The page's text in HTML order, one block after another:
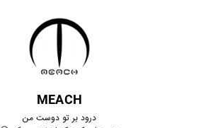
MEACH
درود بر تو دوست من